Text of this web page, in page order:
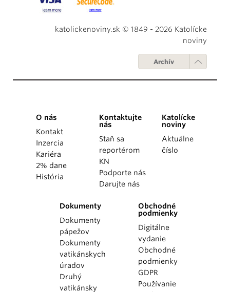
katolickenoviny.sk © 1849 - 2026 Katolícke
noviny
Archív
O nás
Kontakt
Inzercia
Kariéra
2% dane
História
Kontaktujte
nás
Staň sa
reportérom
KN
Podporte nás
Darujte nás
Katolícke
noviny
Aktuálne
číslo
Dokumenty
Dokumenty
pápežov
Dokumenty
vatikánskych
úradov
Druhý
vatikánsky
Obchodné
podmienky
Digitálne
vydanie
Obchodné
podmienky
GDPR
Používanie